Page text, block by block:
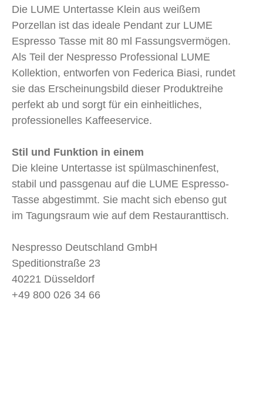
Die LUME Untertasse Klein aus weißem
Porzellan ist das ideale Pendant zur LUME
Espresso Tasse mit 80 ml Fassungsvermögen.
Als Teil der Nespresso Professional LUME
Kollektion, entworfen von Federica Biasi, rundet
sie das Erscheinungsbild dieser Produktreihe
perfekt ab und sorgt für ein einheitliches,
professionelles Kaffeeservice.
Stil und Funktion in einem
Die kleine Untertasse ist spülmaschinenfest,
stabil und passgenau auf die LUME Espresso-
Tasse abgestimmt. Sie macht sich ebenso gut
im Tagungsraum wie auf dem Restauranttisch.
Nespresso Deutschland GmbH
Speditionstraße 23
40221 Düsseldorf
+49 800 026 34 66